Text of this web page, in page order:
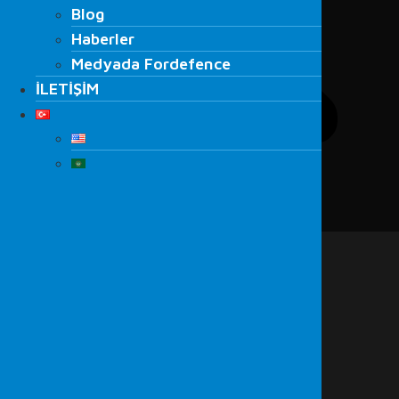
Haberler
Medyada Fordefence
İLETİŞİM
Blog
Haberler
Medyada Fordefence
İLETİŞİM